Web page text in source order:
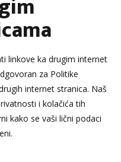
linkove ka drugim internet
za Politike
internet stranica. Naš
i kolačića tih
kako se vaši lični podaci